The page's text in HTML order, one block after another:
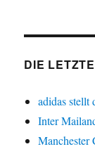
DIE
adidas stellt
Inter
Manchester